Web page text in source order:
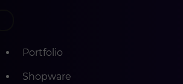
Portfolio
Shopware